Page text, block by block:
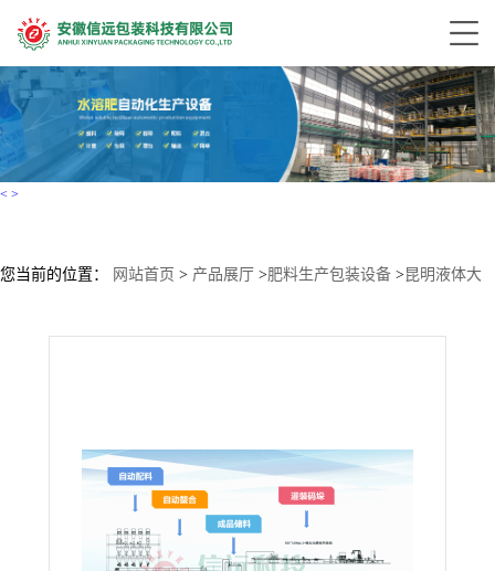
< >
您当前的位置： 网站首页 > 产品展厅 >肥料生产包装设备 >昆明液体大